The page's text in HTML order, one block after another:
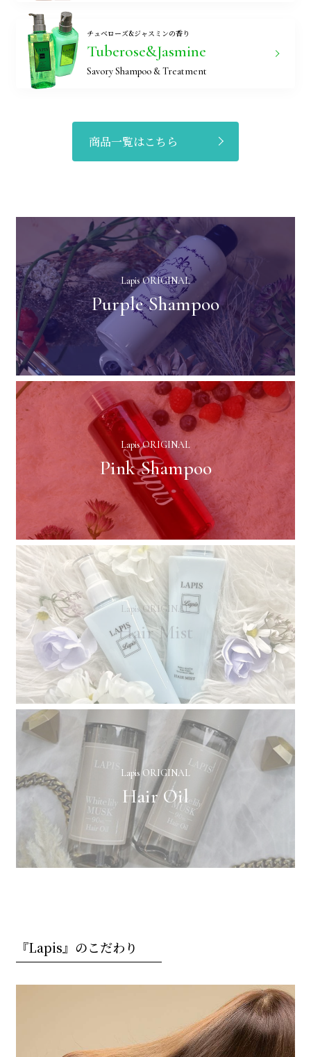
チュベローズ&ジャスミンの香り
Tuberose&Jasmine
Savory Shampoo & Treatment
商品一覧はこちら
Lapis ORIGINAL
Purple Shampoo
Lapis ORIGINAL
Pink Shampoo
Lapis ORIGINAL
Hair Mist
Lapis ORIGINAL
Hair Oil
『Lapis』のこだわり